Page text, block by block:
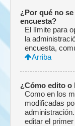
¿Por qué no
encuesta?
El límite para
la
encuesta,
Arriba
¿Cómo edito o
Como en los
modificadas
editar el